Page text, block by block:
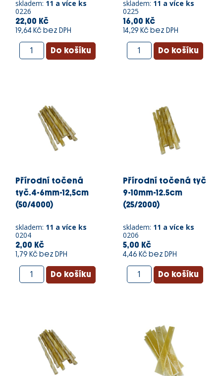
skladem: 11 a více ks
0226
22,00 Kč
19,64 Kč bez DPH
skladem: 11 a více ks
0225
16,00 Kč
14,29 Kč bez DPH
Přírodní točená
tyč.4-6mm-12,5cm
(50/4000)
skladem: 11 a více ks
0204
2,00 Kč
1,79 Kč bez DPH
Přírodní točená tyč
9-10mm-12.5cm
(25/2000)
skladem: 11 a více ks
0206
5,00 Kč
4,46 Kč bez DPH